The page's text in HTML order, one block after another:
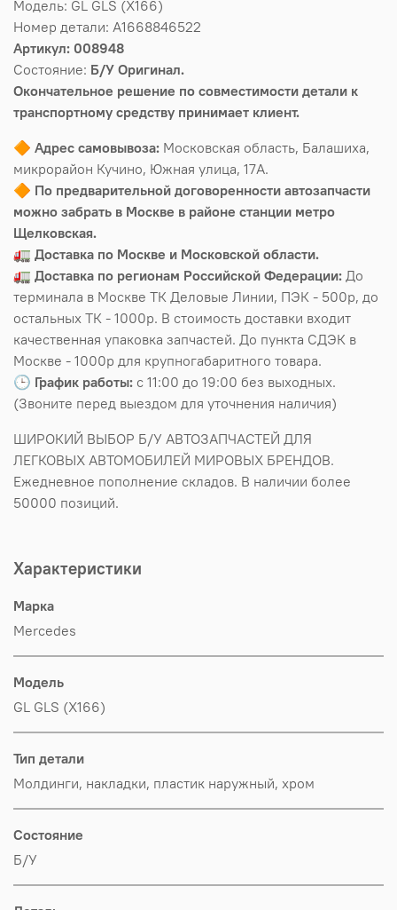
Модель: GL GLS (X166)
Номер детали: A1668846522
Артикул: 008948
Состояние: Б/У Оригинал.
Окончательное решение по совместимости детали к
транспортному средству принимает клиент.
🔶 Адрес самовывоза: Московская область, Балашиха,
микрорайон Кучино, Южная улица, 17А.
🔶 По предварительной договоренности автозапчасти
можно забрать в Москве в районе станции метро
Щелковская.
🚛 Доставка по Москве и Московской области.
🚛 Доставка по регионам Российской Федерации: До
терминала в Москве ТК Деловые Линии, ПЭК - 500р, до
остальных ТК - 1000р. В стоимость доставки входит
качественная упаковка запчастей. До пункта СДЭК в
Москве - 1000р для крупногабаритного товара.
🕒 График работы: с 11:00 до 19:00 без выходных.
(Звоните перед выездом для уточнения наличия)
ШИРОКИЙ ВЫБОР Б/У АВТОЗАПЧАСТЕЙ ДЛЯ
ЛЕГКОВЫХ АВТОМОБИЛЕЙ МИРОВЫХ БРЕНДОВ.
Ежедневное пополнение складов. В наличии более
50000 позиций.
Характеристики
Марка
Mercedes
Модель
GL GLS (X166)
Тип детали
Молдинги, накладки, пластик наружный, хром
Состояние
Б/У